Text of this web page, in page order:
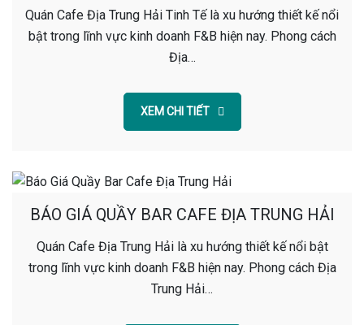
Quán Cafe Địa Trung Hải Tinh Tế là xu hướng thiết kế nổi
bật trong lĩnh vực kinh doanh F&B hiện nay. Phong cách
Địa…
XEM CHI TIẾT
BÁO GIÁ QUẦY BAR CAFE ĐỊA TRUNG HẢI
Quán Cafe Địa Trung Hải là xu hướng thiết kế nổi bật
trong lĩnh vực kinh doanh F&B hiện nay. Phong cách Địa
Trung Hải…